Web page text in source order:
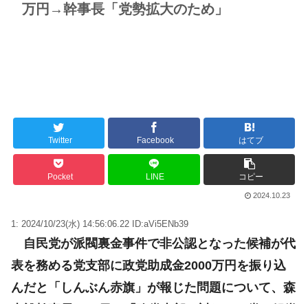
8/4のニュース
Powered by livedoor 相互RSS
万円→幹事長「党勢拡大のため」
Twitter Facebook はてブ
Pocket LINE コピー
2024.10.23
1: 2024/10/23(水) 14:56:06.22 ID:aVi5ENb39
自民党が派閥裏金事件で非公認となった候補が代
表を務める党支部に政党助成金2000万円を振り込
んだと「しんぶん赤旗」が報じた問題について、森